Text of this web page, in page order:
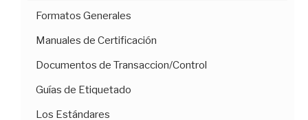
Formatos Generales
Manuales de Certificación
Documentos de Transaccion/Control
Guías de Etiquetado
Los Estándares